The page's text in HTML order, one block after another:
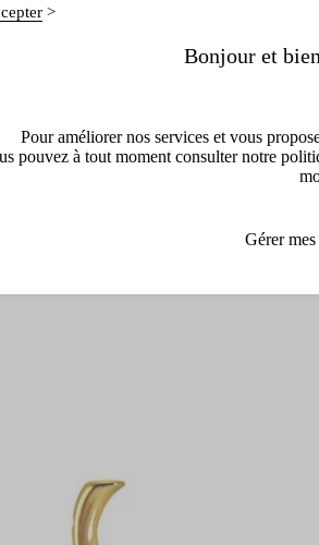
Bonjour et
Pour améliorer nos services et vous
pouvez à tout moment consulter notre
Gérer